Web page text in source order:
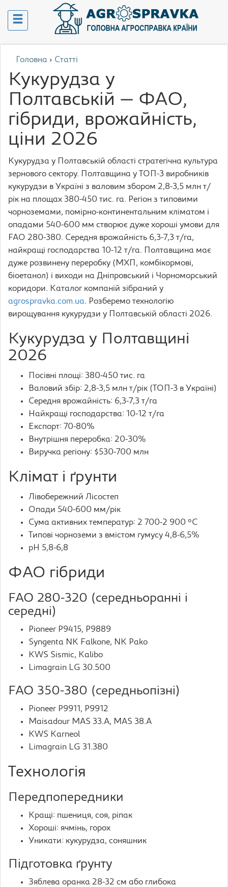
Головна › Статті
Кукурудза у
Полтавській — ФАО,
гібриди, врожайність,
ціни 2026
Кукурудза у Полтавській області стратегічна культура
зернового сектору. Полтавщина у ТОП-3 виробників
кукурудзи в Україні з валовим збором 2,8-3,5 млн т/
рік на площах 380-450 тис. га. Регіон з типовими
чорноземами, помірно-континентальним кліматом і
опадами 540-600 мм створює дуже хороші умови для
FAO 280-380. Середня врожайність 6,3-7,3 т/га,
найкращі господарства 10-12 т/га. Полтавщина має
дуже розвинену переробку (МХП, комбікормові,
біоетанол) і виходи на Дніпровський і Чорноморський
коридори. Каталог компаній зібраний у
agrospravka.com.ua. Розберемо технологію
вирощування кукурудзи у Полтавській області 2026.
Кукурудза у Полтавщині
2026
Посівні площі: 380-450 тис. га
Валовий збір: 2,8-3,5 млн т/рік (ТОП-3 в Україні)
Середня врожайність: 6,3-7,3 т/га
Найкращі господарства: 10-12 т/га
Експорт: 70-80%
Внутрішня переробка: 20-30%
Виручка регіону: $530-700 млн
Клімат і ґрунти
Лівобережний Лісостеп
Опади 540-600 мм/рік
Сума активних температур: 2 700-2 900 °C
Типові чорноземи з вмістом гумусу 4,8-6,5%
pH 5,8-6,8
ФАО гібриди
FAO 280-320 (середньоранні і
середні)
Pioneer P9415, P9889
Syngenta NK Falkone, NK Pako
KWS Sismic, Kalibo
Limagrain LG 30.500
FAO 350-380 (середньопізні)
Pioneer P9911, P9912
Maisadour MAS 33.A, MAS 38.A
KWS Karneol
Limagrain LG 31.380
Технологія
Передпопередники
Кращі: пшениця, соя, ріпак
Хороші: ячмінь, горох
Уникати: кукурудза, соняшник
Підготовка ґрунту
Зяблева оранка 28-32 см або глибока